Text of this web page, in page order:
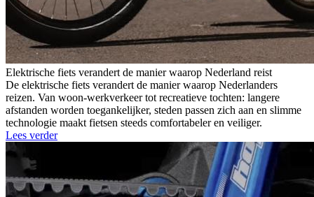
Elektrische fiets verandert de manier waarop Nederland reist
De elektrische fiets verandert de manier waarop Nederlanders
reizen. Van woon-werkverkeer tot recreatieve tochten: langere
afstanden worden toegankelijker, steden passen zich aan en slimme
technologie maakt fietsen steeds comfortabeler en veiliger.
Lees verder